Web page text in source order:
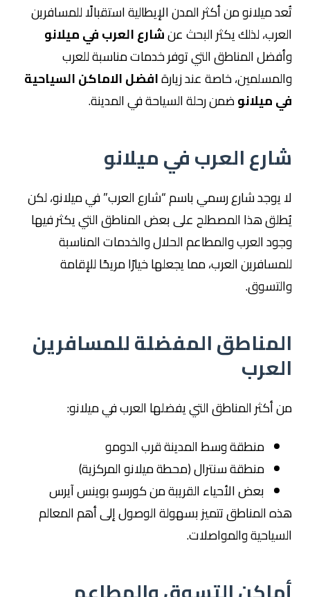
تُعد ميلانو من أكثر المدن الإيطالية استقبالًا للمسافرين
العرب، لذلك يكثر البحث عنشارع العرب في ميلانو
وأفضل المناطق التي توفر خدمات مناسبة للعرب
والمسلمين، خاصة عند زيارةافضل الاماكن السياحية
في ميلانوضمن رحلة السياحة في المدينة.
شارع العرب في ميلانو
لا يوجد شارع رسمي باسم “شارع العرب” في ميلانو، لكن
يُطلق هذا المصطلح على بعض المناطق التي يكثر فيها
وجود العرب والمطاعم الحلال والخدمات المناسبة
للمسافرين العرب، مما يجعلها خيارًا مريحًا للإقامة
والتسوق.
المناطق المفضلة للمسافرين
العرب
من أكثر المناطق التي يفضلها العرب في ميلانو:
منطقة وسط المدينة قرب الدومو
منطقة سنترال (محطة ميلانو المركزية)
بعض الأحياء القريبة من كورسو بوينس آيرس
هذه المناطق تتميز بسهولة الوصول إلى أهم المعالم
السياحية والمواصلات.